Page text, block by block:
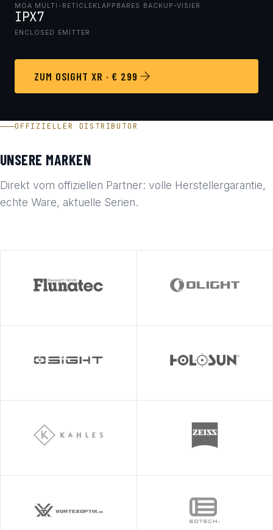
MOA MULTI-RETICLE KLAPPBARES BACKUP-VISIER
IPX7
ENCLOSED EMITTER
ZUM OSIGHT XR · € 299
OFFIZIELLER DISTRIBUTOR
UNSERE MARKEN
Direkt vom offiziellen Partner: volle Herstellergarantie,
echte Ware, aktuelle Serien.